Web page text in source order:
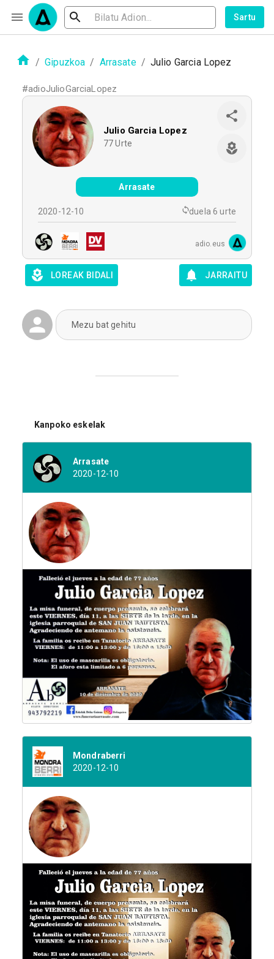
Sartu
/ Gipuzkoa / Arrasate / Julio Garcia Lopez
#adioJulioGarciaLopez
Julio Garcia Lopez
77 Urte
Arrasate
2020-12-10 duela 6 urte
adio.eus
LOREAK BIDALI JARRAITU
Mezu bat gehitu
Kanpoko eskelak
Arrasate
2020-12-10
Mondraberri
2020-12-10